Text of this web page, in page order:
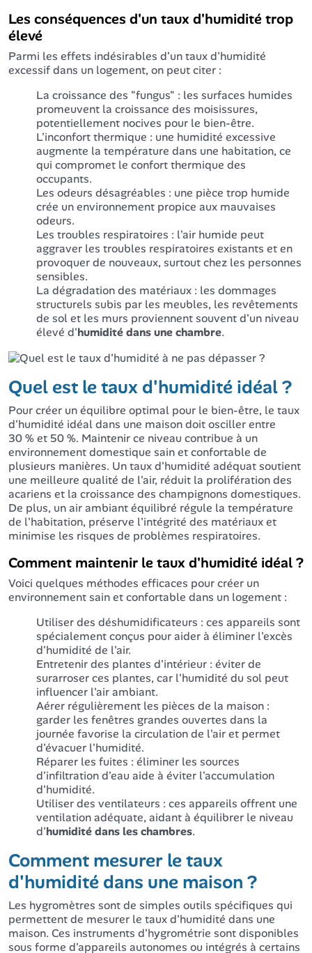
Les conséquences d'un taux d'humidité trop
élevé
Parmi les effets indésirables d'un taux d'humidité
excessif dans un logement, on peut citer :
La croissance des "fungus" : les surfaces humides
promeuvent la croissance des moisissures,
potentiellement nocives pour le bien-être.
L'inconfort thermique : une humidité excessive
augmente la température dans une habitation, ce
qui compromet le confort thermique des
occupants.
Les odeurs désagréables : une pièce trop humide
crée un environnement propice aux mauvaises
odeurs.
Les troubles respiratoires : l'air humide peut
aggraver les troubles respiratoires existants et en
provoquer de nouveaux, surtout chez les personnes
sensibles.
La dégradation des matériaux : les dommages
structurels subis par les meubles, les revêtements
de sol et les murs proviennent souvent d'un niveau
élevé d'humidité dans une chambre.
Quel est le taux d'humidité idéal ?
Pour créer un équilibre optimal pour le bien-être, le taux
d'humidité idéal dans une maison doit osciller entre
30 % et 50 %. Maintenir ce niveau contribue à un
environnement domestique sain et confortable de
plusieurs manières. Un taux d'humidité adéquat soutient
une meilleure qualité de l'air, réduit la prolifération des
acariens et la croissance des champignons domestiques.
De plus, un air ambiant équilibré régule la température
de l'habitation, préserve l'intégrité des matériaux et
minimise les risques de problèmes respiratoires.
Comment maintenir le taux d'humidité idéal ?
Voici quelques méthodes efficaces pour créer un
environnement sain et confortable dans un logement :
Utiliser des déshumidificateurs : ces appareils sont
spécialement conçus pour aider à éliminer l'excès
d'humidité de l'air.
Entretenir des plantes d'intérieur : éviter de
surarroser ces plantes, car l'humidité du sol peut
influencer l'air ambiant.
Aérer régulièrement les pièces de la maison :
garder les fenêtres grandes ouvertes dans la
journée favorise la circulation de l'air et permet
d'évacuer l'humidité.
Réparer les fuites : éliminer les sources
d'infiltration d'eau aide à éviter l'accumulation
d'humidité.
Utiliser des ventilateurs : ces appareils offrent une
ventilation adéquate, aidant à équilibrer le niveau
d'humidité dans les chambres.
Comment mesurer le taux
d'humidité dans une maison ?
Les hygromètres sont de simples outils spécifiques qui
permettent de mesurer le taux d'humidité dans une
maison. Ces instruments d'hygrométrie sont disponibles
sous forme d'appareils autonomes ou intégrés à certains